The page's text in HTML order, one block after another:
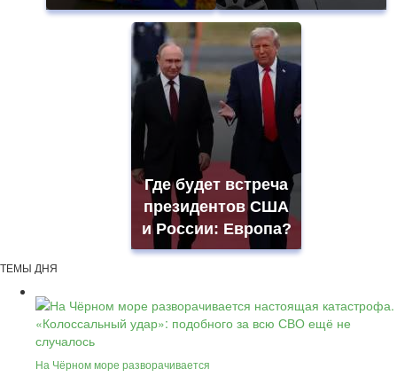
Где будет встреча
президентов США
и России: Европа?
ТЕМЫ ДНЯ
На Чёрном море разворачивается